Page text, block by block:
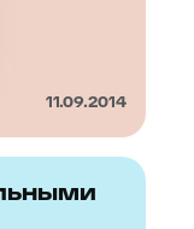
11.09.2014